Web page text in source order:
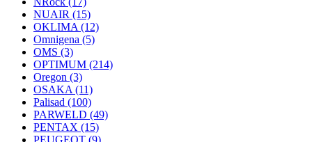
NUAIR (15)
OKLIMA (12)
Omnigena (5)
OMS (3)
OPTIMUM (214)
Oregon (3)
OSAKA (11)
Palisad (100)
PARWELD (49)
PENTAX (15)
PEUGEOT (9)